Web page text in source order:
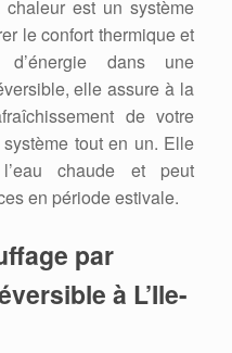
est un système
le confort thermique et
dans une
elle assure à la
de votre
tout en un. Elle
chaude et peut
en période estivale.
par
à L’Ile-